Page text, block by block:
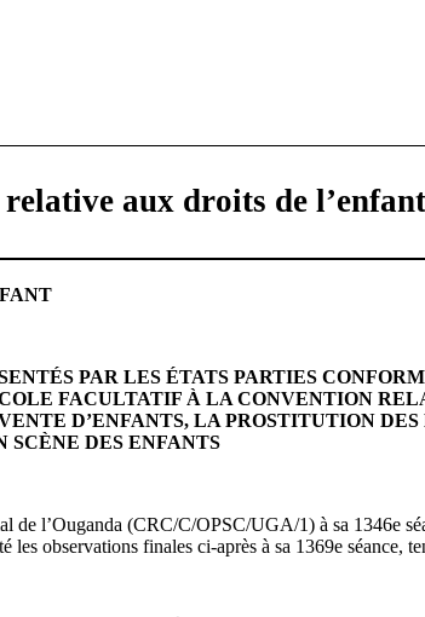
aux droits de l’enfant
PAR LES ÉTATS PARTIES
FACULTATIF À LA CONVENTION
D’ENFANTS, LA PROSTITUTION
SCÈNE DES ENFANTS
de l’Ouganda (CRC/C/OPSC/UGA/1) à sa 1346e
les observations finales ci‑après à sa 1369e séance,